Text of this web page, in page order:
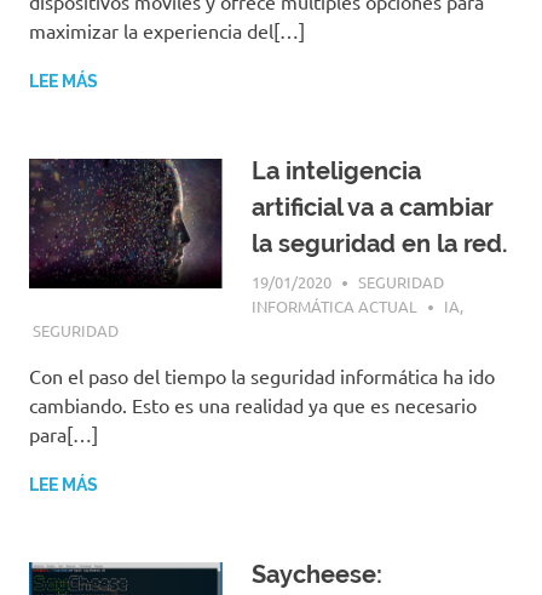
maximizar la experiencia del[…]
LEE MÁS
La inteligencia
artificial va a cambiar
la seguridad en la red.
19/01/2020
SEGURIDAD
INFORMÁTICA ACTUAL
IA,
SEGURIDAD
Con el paso del tiempo la seguridad informática ha ido
cambiando. Esto es una realidad ya que es necesario
para[…]
LEE MÁS
Saycheese: